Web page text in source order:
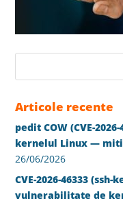
Articole recente
pedit COW (CVE-
kernelul Linux —
26/06/2026
CVE-2026-46333
vulnerabilitate de